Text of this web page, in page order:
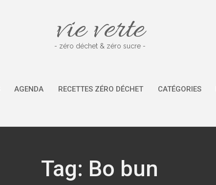
vie verte
- zéro déchet & zéro sucre -
AGENDA RECETTES ZÉRO DÉCHET CATÉGORIES
Tag: Bo bun